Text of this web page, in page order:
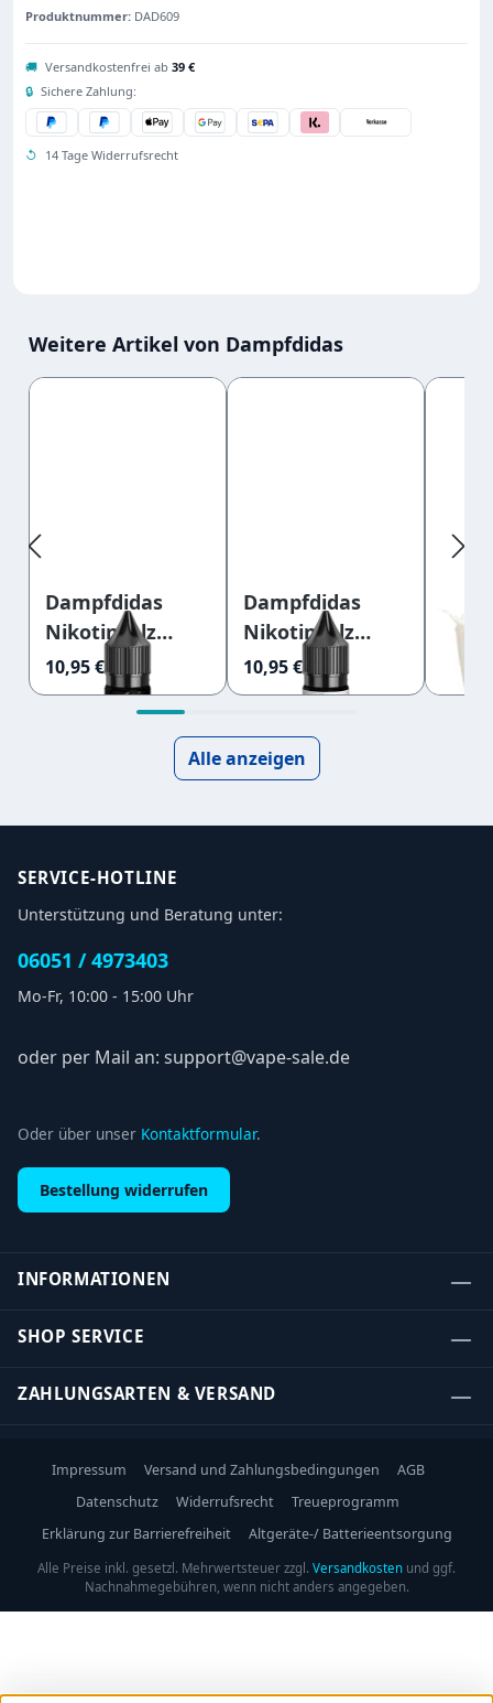
Produktnummer: DAD609
🚚 Versandkostenfrei ab 39 €
🔒 Sichere Zahlung:
↺ 14 Tage Widerrufsrecht
Weitere Artikel von Dampfdidas
Produktgalerie überspringen
Dampfdidas
Nikotinsalz
Dubai
Schokolade 10ml
10,95 €
Dampfdidas
Nikotinsalz
Japanischer Tee
10ml 10mg
10,95 € 8,90 €
Alle anzeigen
SERVICE-HOTLINE
Unterstützung und Beratung unter:
06051 / 4973403
Mo-Fr, 10:00 - 15:00 Uhr
oder per Mail an: support@vape-sale.de
Oder über unser Kontaktformular.
Bestellung widerrufen
INFORMATIONEN
SHOP SERVICE
ZAHLUNGSARTEN & VERSAND
Impressum Versand und Zahlungsbedingungen
AGB
Datenschutz
Widerrufsrecht
Treueprogramm
Erklärung zur Barrierefreiheit
Altgeräte-/ Batterieentsorgung
Alle Preise inkl. gesetzl. Mehrwertsteuer zzgl. Versandkosten und ggf.
Nachnahmegebühren, wenn nicht anders angegeben.